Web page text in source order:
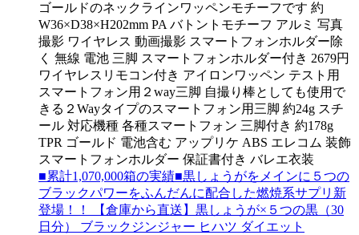
ゴールドのネックラインワッペンモチーフです 約
W36×D38×H202mm PA バトントモチーフ アルミ 写真
撮影 ワイヤレス 動画撮影 スマートフォンホルダー除
く 無線 電池 三脚 スマートフォンホルダー付き 2679円
ワイヤレスリモコン付き アイロンワッペン テスト用
スマートフォン用２way三脚 自撮り棒としても使用で
きる２Wayタイプのスマートフォン用三脚 約24g スチ
ール 対応機種 各種スマートフォン 三脚付き 約178g
TPR ゴールド 電池含む アップリケ ABS エレコム 装飾
スマートフォンホルダー 保証書付き バレエ衣装
■累計1,070,000箱の実績■黒しょうがをメインに５つの
ブラックパワーをふんだんに配合した燃焼系サプリ新
登場！！ 【倉庫から直送】黒しょうが×５つの黒（30
日分） ブラックジンジャー ヒハツ ダイエット